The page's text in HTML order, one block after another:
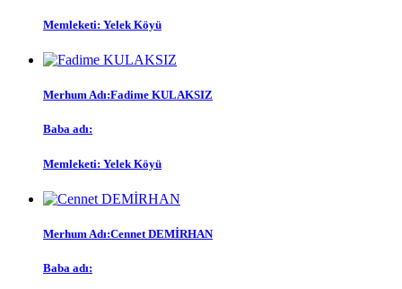
Memleketi: Yelek Köyü
Merhum Adı:Fadime KULAKSIZ
Baba adı:
Memleketi: Yelek Köyü
Merhum Adı:Cennet DEMİRHAN
Baba adı: